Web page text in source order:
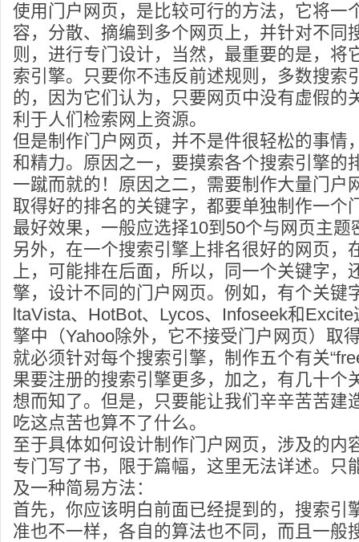
使用门户网页，是比较可行的方法，它将一
容，分散、摘编到多个网页上，并针对不同
则，进行专门设计，当然，最重要的是，将
索引擎。只要你不违反前述规则，多数搜索
的，因为它们认为，只要网页中没有虚假的
利于人们检索网上资源。
但是制作门户网页，并不是件很轻松的事情
和精力。原因之一，要摸索各个搜索引擎的
一蹴而就的！原因之二，需要制作大量门户
取得好的排名的关键字，都要单独制作一个
最好效果，一般应选择10到50个与网页主题
另外，在一个搜索引擎上排名很好的网页，
上，可能排在后面，所以，同一个关键字，
擎，设计不同的门户网页。例如，有个关键
ltaVista、HotBot、Lycos、Infoseek和
擎中（Yahoo除外，它不接受门户网页）取
就必须针对每个搜索引擎，制作五个有关
果要注册的搜索引擎更多，加之，有几十个
想而知了。但是，只要能让我们辛辛苦苦建
吃这点苦也算不了什么。
至于具体如何设计制作门户网页，涉及的内
专门写了书，限于篇幅，这里无法详述。只
及一种简易方法：
首先，你应该明白前面已经提到的，搜索引
准也不一样，各自的算法也不同，而且一般